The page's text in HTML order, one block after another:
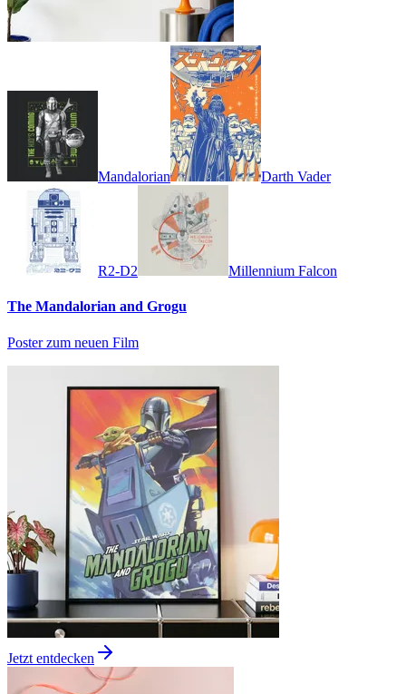
Mandalorian Darth Vader
R2-D2 Millennium Falcon
The Mandalorian and Grogu
Poster zum neuen Film
Jetzt entdecken